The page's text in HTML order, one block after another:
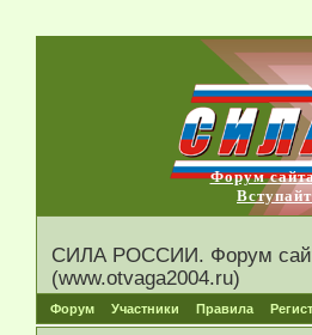
Форум
СИЛА РОССИИ. Форум
(www.otvaga2004.ru)
Форум Участники Правила